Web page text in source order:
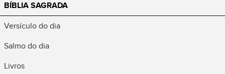
BÍBLIA SAGRADA
Versículo do dia
Salmo do dia
Livros